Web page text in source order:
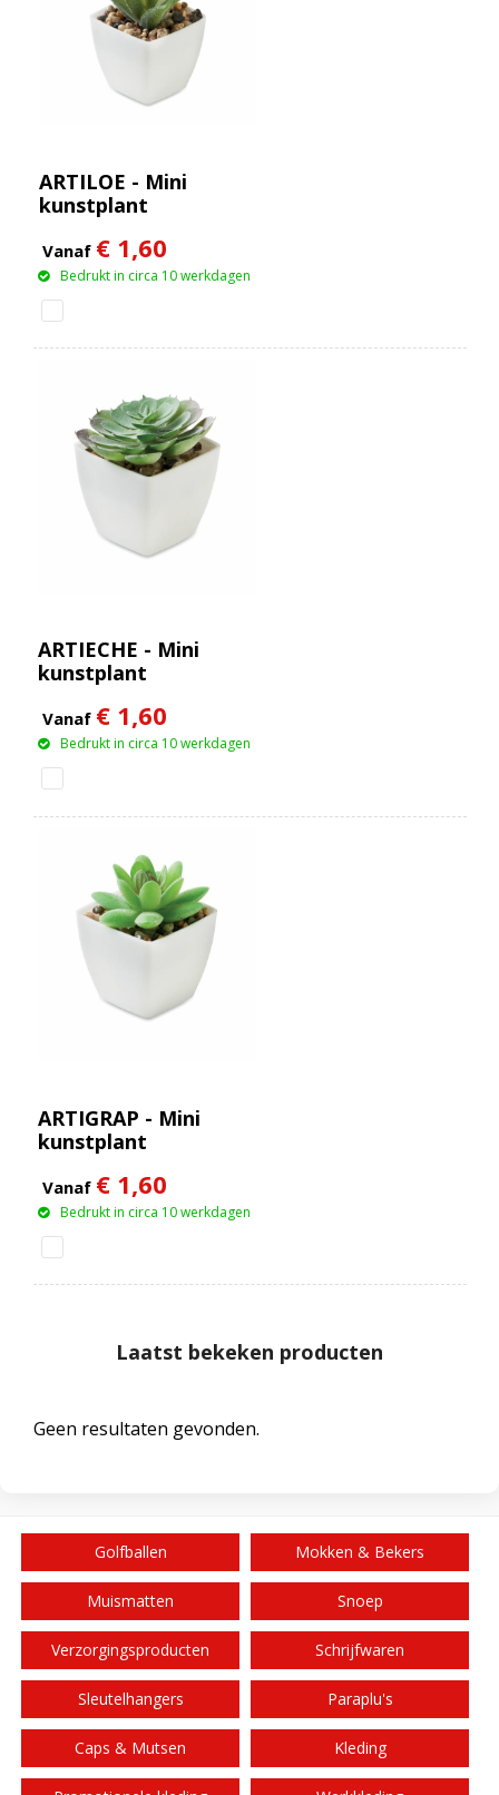
ARTILOE - Mini
kunstplant
Vanaf € 1,60
Bedrukt in circa 10 werkdagen
ARTIECHE - Mini
kunstplant
Vanaf € 1,60
Bedrukt in circa 10 werkdagen
ARTIGRAP - Mini
kunstplant
Vanaf € 1,60
Bedrukt in circa 10 werkdagen
Laatst bekeken producten
Geen resultaten gevonden.
Golfballen Mokken & Bekers
Muismatten Snoep
Verzorgingsproducten Schrijfwaren
Sleutelhangers Paraplu's
Caps & Mutsen Kleding